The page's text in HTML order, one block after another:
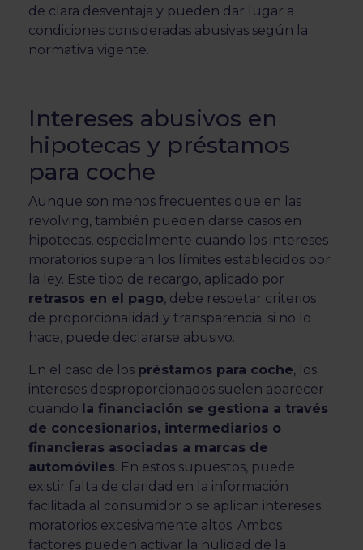
de clara desventaja y pueden dar lugar a
condiciones consideradas abusivas según la
normativa vigente.
Intereses abusivos en
hipotecas y préstamos
para coche
Aunque son menos frecuentes que en las
revolving, también pueden darse casos en
hipotecas, especialmente cuando los intereses
moratorios superan los límites establecidos por
la ley. Este tipo de recargo, aplicado por
retrasos en el pago, debe respetar criterios
de proporcionalidad y transparencia; si no lo
hace, puede declararse abusivo.
En el caso de los préstamos para coche, los
intereses desproporcionados suelen aparecer
cuando la financiación se gestiona a través
de concesionarios, intermediarios o
financieras asociadas a marcas de
automóviles. En estos supuestos, puede
existir falta de claridad en la información
facilitada al consumidor o se aplican intereses
moratorios excesivamente altos. Ambos
factores pueden activar la nulidad de la